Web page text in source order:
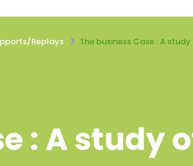
Replays The business Case : A
: A study